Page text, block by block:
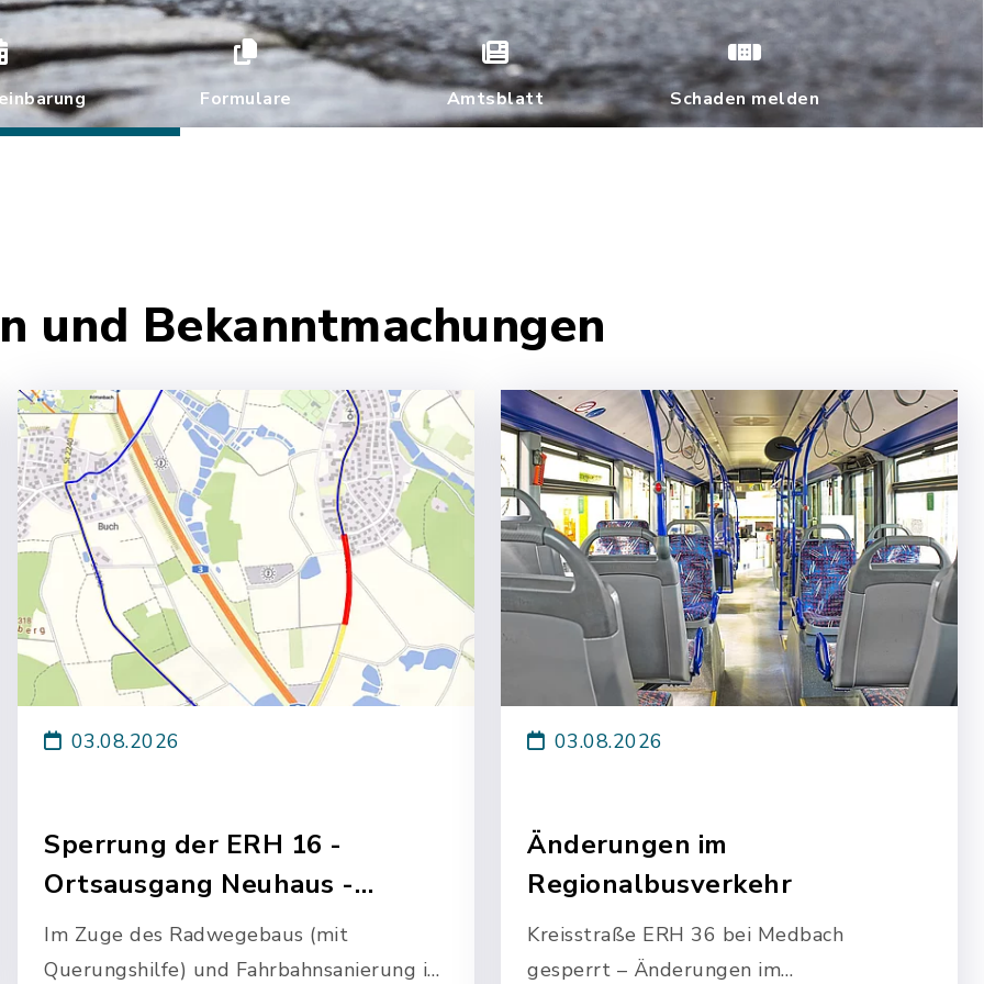
Formulare Amtsblatt Schaden melden
und Bekanntmachungen
Sperrung der ERH 16 -
Ortsausgang Neuhaus -
Richtu…
Im Zuge des Radwegebaus (mit
Querungshilfe) und Fahrbahnsanierung ist
03.08.2026
Änderungen im
Regionalbusverkehr
Kreisstraße ERH 36 bei Medbach
gesperrt – Änderungen im
03.08.2026